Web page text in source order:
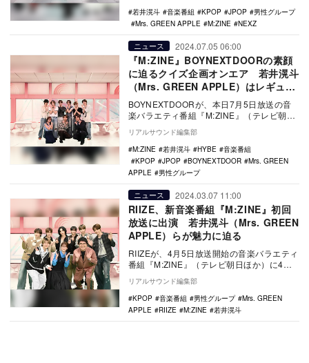
若井滉斗
音楽番組 KPOP JPOP
男性グループ
Mrs. GREEN APPLE
M:ZINE NEXZ
ニュース 2024.07.05 06:00
『M:ZINE』BOYNEXTDOORの素顔
に迫るクイズ企画オンエア 若井滉斗
（Mrs. GREEN APPLE）はレギュラ
ーに
BOYNEXTDOORが、本日7月5日放送の音
楽バラエティ番組『M:ZINE』（テレビ朝日
ほか）に7月のピックアップアーティスト…
リアルサウンド編集部
M:ZINE
若井滉斗 HYBE
音楽番組
KPOP
JPOP BOYNEXTDOOR
Mrs. GREEN
APPLE
男性グループ
ニュース 2024.03.07 11:00
RIIZE、新音楽番組『M:ZINE』初回
放送に出演 若井滉斗（Mrs. GREEN
APPLE）らが魅力に迫る
RIIZEが、4月5日放送開始の音楽バラエティ
番組『M:ZINE』（テレビ朝日ほか）に4月
のピックアップアーティストとして出演
す…
リアルサウンド編集部
KPOP
音楽番組 男性グループ
Mrs. GREEN
APPLE
RIIZE M:ZINE 若井滉斗